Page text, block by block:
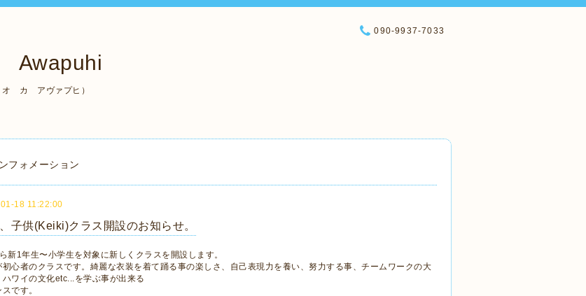
Awapuhi
カ アヴァプヒ）
090-9937-7033
フォメーション
18 11:22:00
子供(Keiki)クラス開設のお知らせ。
新1年生〜小学生を対象に新しくクラスを開設します。
初心者のクラスです。綺麗な衣装を着て踊る事の楽しさ、自己表現力を養い、努力する事、チームワークの大
ハワイの文化etc...を学ぶ事が出来る
です。